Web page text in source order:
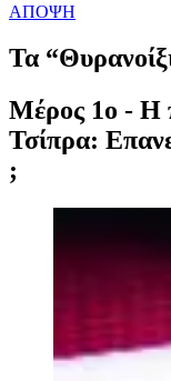
ΑΠΟΨΗ
Τα
Μέρος 1ο - Η
Τσίπρα:
;